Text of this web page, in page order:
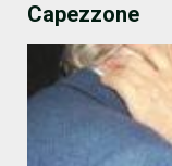
Capezzone